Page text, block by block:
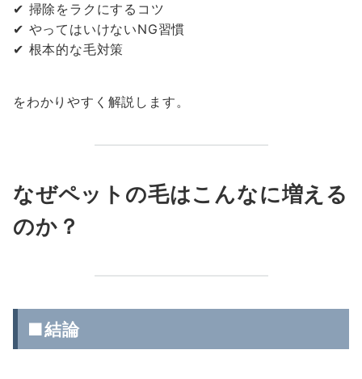
✔ 掃除をラクにするコツ
✔ やってはいけないNG習慣
✔ 根本的な毛対策
をわかりやすく解説します。
なぜペットの毛はこんなに増える
のか？
■結論